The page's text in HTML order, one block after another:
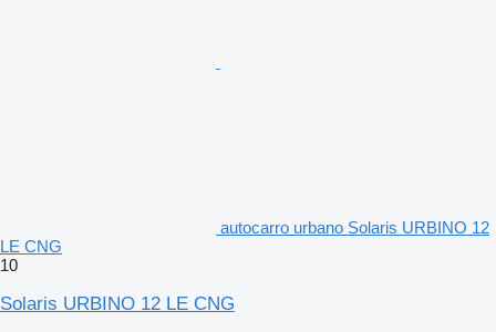
autocarro urbano Solaris URBINO 12
LE CNG
10
Solaris URBINO 12 LE CNG